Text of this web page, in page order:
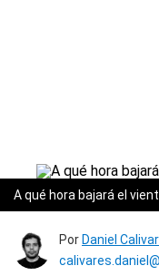
A qué hora bajará el
Por Daniel